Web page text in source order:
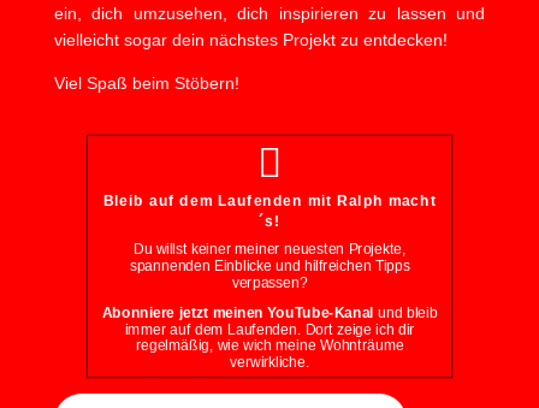
ein, dich umzusehen, dich inspirieren zu lassen und
vielleicht sogar dein nächstes Projekt zu entdecken!
Viel Spaß beim Stöbern!

Bleib auf dem Laufenden mit Ralph macht
´s!
Du willst keiner meiner neuesten Projekte,
spannenden Einblicke und hilfreichen Tipps
verpassen?
Abonniere jetzt meinen YouTube-Kanal und bleib
immer auf dem Laufenden. Dort zeige ich dir
regelmäßig, wie wich meine Wohnträume
verwirkliche.